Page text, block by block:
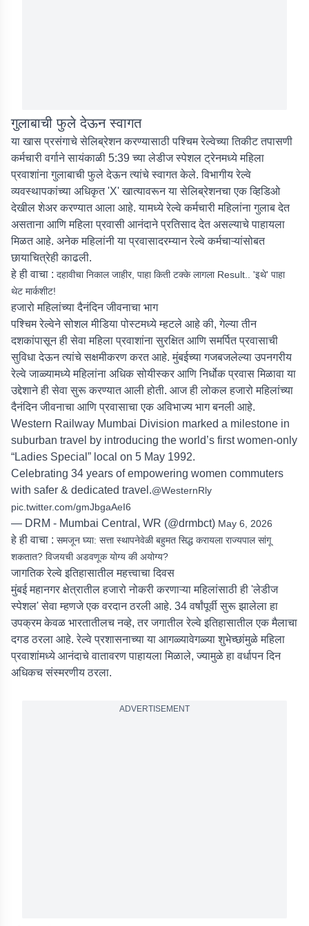
गुलाबाची फुले देऊन स्वागत
या खास प्रसंगाचे सेलिब्रेशन करण्यासाठी पश्चिम रेल्वेच्या तिकीट तपासणी
कर्मचारी वर्गाने सायंकाळी 5:39 च्या लेडीज स्पेशल ट्रेनमध्ये महिला
प्रवाशांना गुलाबाची फुले देऊन त्यांचे स्वागत केले. विभागीय रेल्वे
व्यवस्थापकांच्या अधिकृत 'X' खात्यावरून या सेलिब्रेशनचा एक व्हिडिओ
देखील शेअर करण्यात आला आहे. यामध्ये रेल्वे कर्मचारी महिलांना गुलाब देत
असताना आणि महिला प्रवासी आनंदाने प्रतिसाद देत असल्याचे पाहायला
मिळत आहे. अनेक महिलांनी या प्रवासादरम्यान रेल्वे कर्मचाऱ्यांसोबत
छायाचित्रेही काढली.
हे ही वाचा : दहावीचा निकाल जाहीर, पाहा किती टक्के लागला Result.. 'इथे' पाहा
थेट मार्कशीट!
हजारो महिलांच्या दैनंदिन जीवनाचा भाग
पश्चिम रेल्वेने सोशल मीडिया पोस्टमध्ये म्हटले आहे की, गेल्या तीन
दशकांपासून ही सेवा महिला प्रवाशांना सुरक्षित आणि समर्पित प्रवासाची
सुविधा देऊन त्यांचे सक्षमीकरण करत आहे. मुंबईच्या गजबजलेल्या उपनगरीय
रेल्वे जाळ्यामध्ये महिलांना अधिक सोयीस्कर आणि निर्धोक प्रवास मिळावा या
उद्देशाने ही सेवा सुरू करण्यात आली होती. आज ही लोकल हजारो महिलांच्या
दैनंदिन जीवनाचा आणि प्रवासाचा एक अविभाज्य भाग बनली आहे.
Western Railway Mumbai Division marked a milestone in
suburban travel by introducing the world’s first women-only
“Ladies Special” local on 5 May 1992.
Celebrating 34 years of empowering women commuters
with safer & dedicated travel.@WesternRly
pic.twitter.com/gmJbgaAeI6
— DRM - Mumbai Central, WR (@drmbct) May 6, 2026
हे ही वाचा : समजून घ्या: सत्ता स्थापनेवेळी बहुमत सिद्ध करायला राज्यपाल सांगू
शकतात? विजयची अडवणूक योग्य की अयोग्य?
जागतिक रेल्वे इतिहासातील महत्त्वाचा दिवस
मुंबई महानगर क्षेत्रातील हजारो नोकरी करणाऱ्या महिलांसाठी ही 'लेडीज
स्पेशल' सेवा म्हणजे एक वरदान ठरली आहे. 34 वर्षांपूर्वी सुरू झालेला हा
उपक्रम केवळ भारतातीलच नव्हे, तर जगातील रेल्वे इतिहासातील एक मैलाचा
दगड ठरला आहे. रेल्वे प्रशासनाच्या या आगळ्यावेगळ्या शुभेच्छांमुळे महिला
प्रवाशांमध्ये आनंदाचे वातावरण पाहायला मिळाले, ज्यामुळे हा वर्धापन दिन
अधिकच संस्मरणीय ठरला.
ADVERTISEMENT